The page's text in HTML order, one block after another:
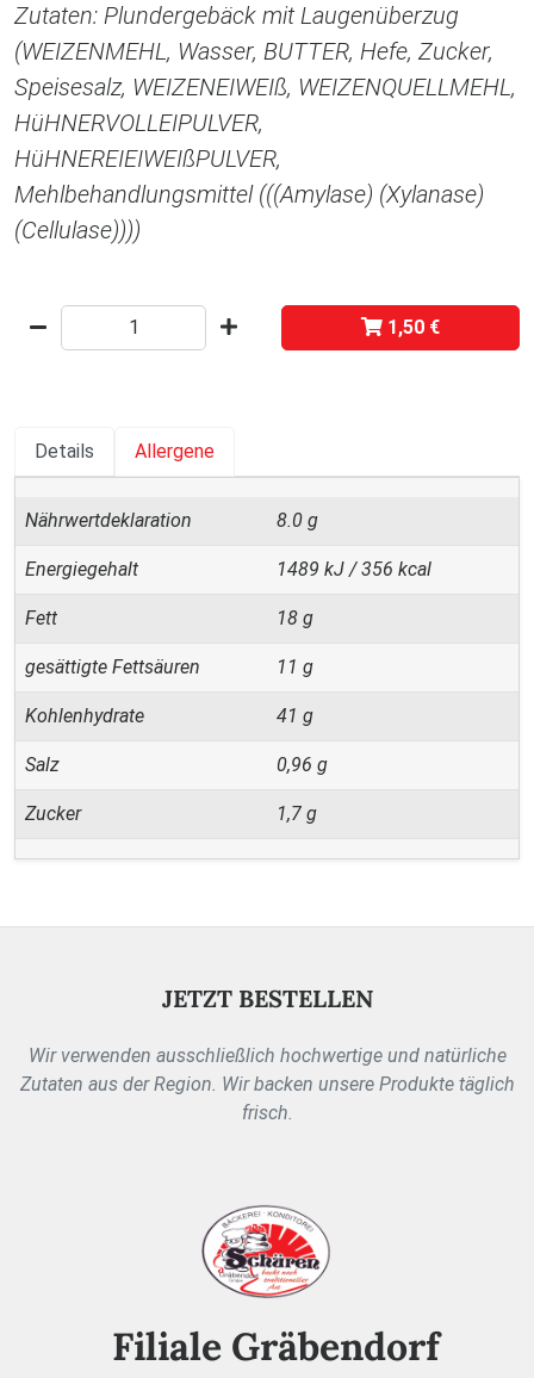
Zutaten: Plundergebäck mit Laugenüberzug
(WEIZENMEHL, Wasser, BUTTER, Hefe, Zucker,
Speisesalz, WEIZENEIWEIß, WEIZENQUELLMEHL,
HüHNERVOLLEIPULVER,
HüHNEREIEIWEIßPULVER,
Mehlbehandlungsmittel (((Amylase) (Xylanase)
(Cellulase))))
1,50 €
Details Allergene
Nährwertdeklaration 8.0 g
Energiegehalt 1489 kJ / 356 kcal
Fett 18 g
gesättigte Fettsäuren 11 g
Kohlenhydrate 41 g
Salz 0,96 g
Zucker 1,7 g
JETZT BESTELLEN
Wir verwenden ausschließlich hochwertige und natürliche
Zutaten aus der Region. Wir backen unsere Produkte täglich
frisch.
Filiale Gräbendorf